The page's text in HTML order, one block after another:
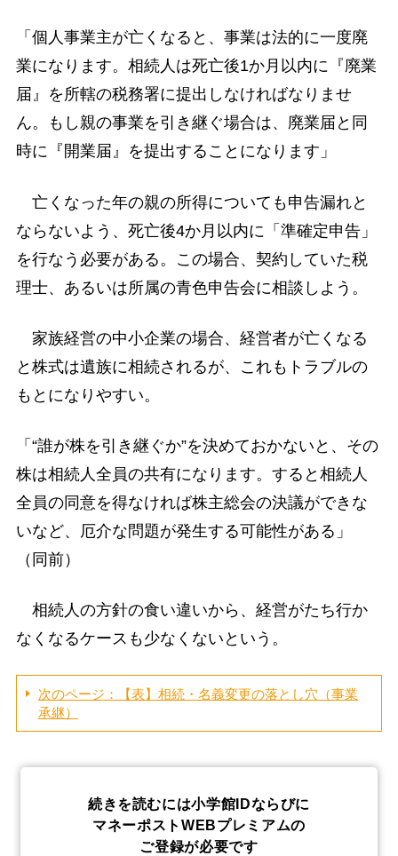
「個人事業主が亡くなると、事業は法的に一度廃
業になります。相続人は死亡後1か月以内に『廃業
届』を所轄の税務署に提出しなければなりませ
ん。もし親の事業を引き継ぐ場合は、廃業届と同
時に『開業届』を提出することになります」
亡くなった年の親の所得についても申告漏れと
ならないよう、死亡後4か月以内に「準確定申告」
を行なう必要がある。この場合、契約していた税
理士、あるいは所属の青色申告会に相談しよう。
家族経営の中小企業の場合、経営者が亡くなる
と株式は遺族に相続されるが、これもトラブルの
もとになりやすい。
「“誰が株を引き継ぐか”を決めておかないと、その
株は相続人全員の共有になります。すると相続人
全員の同意を得なければ株主総会の決議ができな
いなど、厄介な問題が発生する可能性がある」
（同前）
相続人の方針の食い違いから、経営がたち行か
なくなるケースも少なくないという。
次のページ：【表】相続・名義変更の落とし穴（事業
承継）
続きを読むには小学館IDならびに
マネーポストWEBプレミアムの
ご登録が必要です